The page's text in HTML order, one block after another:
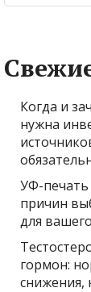
Когда и
нужна
УФ-печать
причин
для
гормон:
снижения,